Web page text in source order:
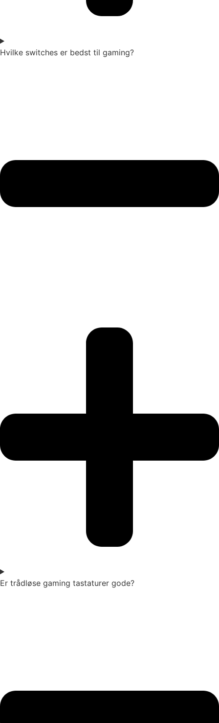
Hvilke switches er bedst til gaming?
Er trådløse gaming tastaturer gode?